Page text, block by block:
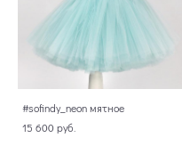
#sofindy_neon мятное
15 600 pуб.